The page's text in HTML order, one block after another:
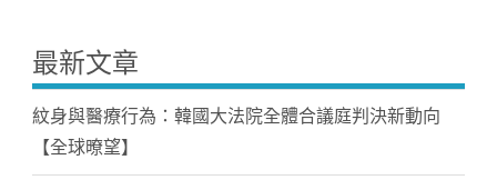
最新文章
紋身與醫療行為：韓國大法院全體合議庭判決新動向
【全球暸望】